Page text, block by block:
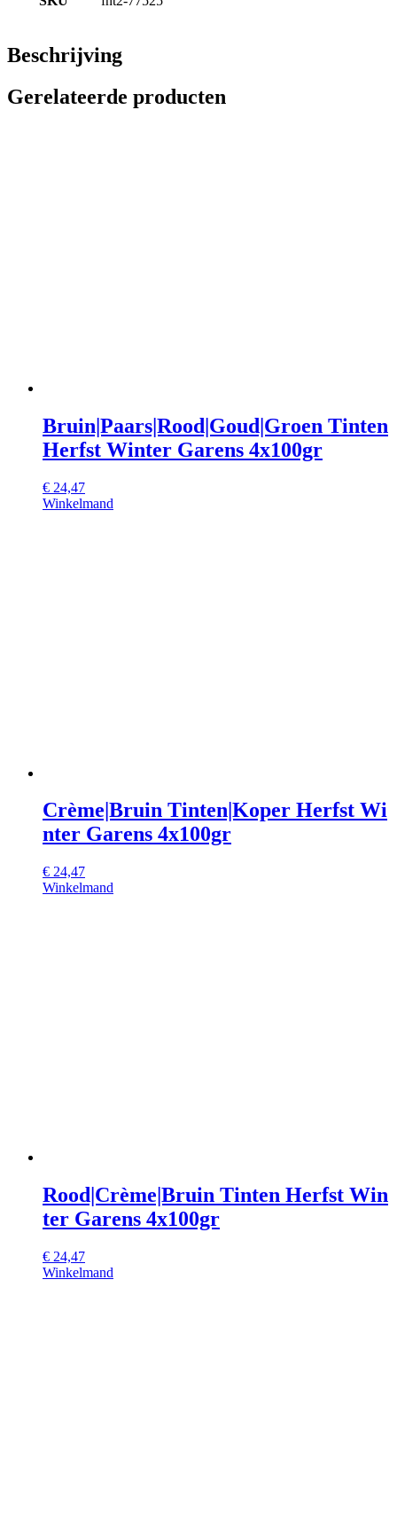
Beschrijving
Gerelateerde producten
Bruin|Paars|Rood|Goud|Groen Tinten
Herfst Winter Garens 4x100gr
€ 24,47
Winkelmand
Crème|Bruin Tinten|Koper Herfst Wi
nter Garens 4x100gr
€ 24,47
Winkelmand
Rood|Crème|Bruin Tinten Herfst Win
ter Garens 4x100gr
€ 24,47
Winkelmand